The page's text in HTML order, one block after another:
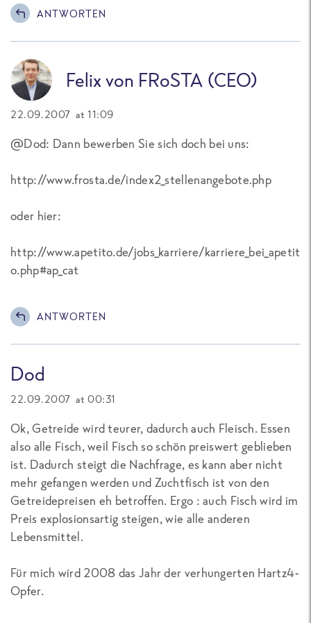
ANTWORTEN
Felix von FRoSTA (CEO)
22.09.2007 at 11:09
@Dod: Dann bewerben Sie sich doch bei uns:
http://www.frosta.de/index2_stellenangebote.php
oder hier:
http://www.apetito.de/jobs_karriere/karriere_bei_apetit
o.php#ap_cat
ANTWORTEN
Dod
22.09.2007 at 00:31
Ok, Getreide wird teurer, dadurch auch Fleisch. Essen
also alle Fisch, weil Fisch so schön preiswert geblieben
ist. Dadurch steigt die Nachfrage, es kann aber nicht
mehr gefangen werden und Zuchtfisch ist von den
Getreidepreisen eh betroffen. Ergo : auch Fisch wird im
Preis explosionsartig steigen, wie alle anderen
Lebensmittel.
Für mich wird 2008 das Jahr der verhungerten Hartz4-
Opfer.